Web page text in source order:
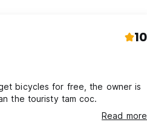
10
bicycles for free, the owner is
the touristy tam coc.
Read more